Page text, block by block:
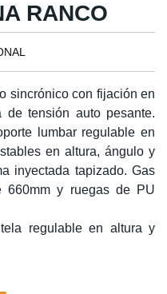
RANCO
sincrónico con fijación en
de tensión auto pesante.
lumbar regulable en
en altura, ángulo y
inyectada tapizado. Gas
660mm y ruegas de PU
regulable en altura y